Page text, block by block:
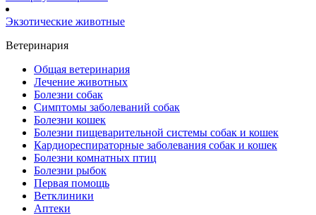
Экзотические животные
Ветеринария
Общая ветеринария
Лечение животных
Болезни собак
Симптомы заболеваний собак
Болезни кошек
Болезни пищеварительной системы собак и кошек
Кардиореспираторные заболевания собак и кошек
Болезни комнатных птиц
Болезни рыбок
Первая помощь
Ветклиники
Аптеки